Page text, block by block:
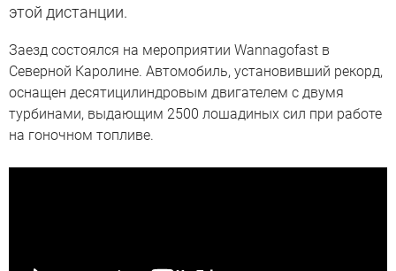
этой дистанции.
Заезд состоялся на мероприятии Wannagofast в
Северной Каролине. Автомобиль, установивший рекорд,
оснащен десятицилиндровым двигателем с двумя
турбинами, выдающим 2500 лошадиных сил при работе
на гоночном топливе.